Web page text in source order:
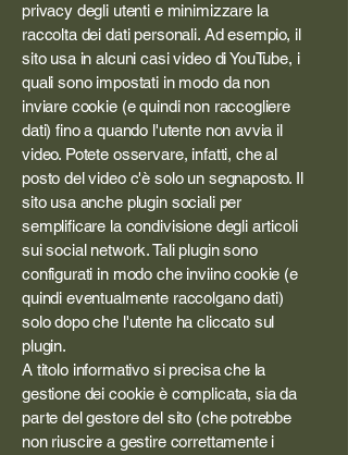
privacy degli utenti e minimizzare la
raccolta dei dati personali. Ad esempio, il
sito usa in alcuni casi video di YouTube, i
quali sono impostati in modo da non
inviare cookie (e quindi non raccogliere
dati) fino a quando l'utente non avvia il
video. Potete osservare, infatti, che al
posto del video c'è solo un segnaposto. Il
sito usa anche plugin sociali per
semplificare la condivisione degli articoli
sui social network. Tali plugin sono
configurati in modo che inviino cookie (e
quindi eventualmente raccolgano dati)
solo dopo che l'utente ha cliccato sul
plugin.
A titolo informativo si precisa che la
gestione dei cookie è complicata, sia da
parte del gestore del sito (che potrebbe
non riuscire a gestire correttamente i